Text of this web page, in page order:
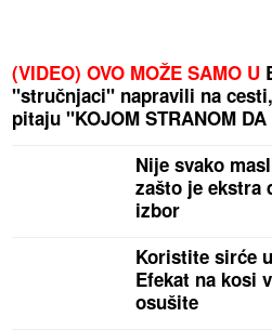
(VIDEO) OVO MOŽE SAMO U
"stručnjaci" napravili na
pitaju "KOJOM STRANOM DA
Nije svako
zašto je ekstra
izbor
Koristite sirće
Efekat na kosi
osušite